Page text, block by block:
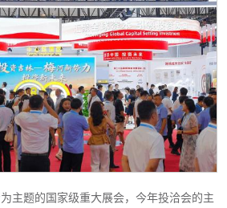
主题的国家级重大展会，今年投洽会的主